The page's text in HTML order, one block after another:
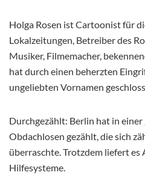
Holga Rosen ist Cartoonist für
Lokalzeitungen, Betreiber des
Musiker, Filmemacher,
hat durch einen beherzten
ungeliebten Vornamen
Durchgezählt: Berlin hat in
Obdachlosen gezählt, die sich
überraschte. Trotzdem liefert es
Hilfesysteme.